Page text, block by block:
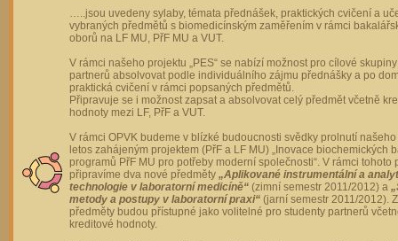
…..jsou uvedeny sylaby, témata přednášek, praktických cvičení a
vybraných předmětů s biomedicínským zaměřením v rámci
oborů na LF MU, PřF MU a VUT.
V rámci našeho projektu „PES“ se nabízí možnost pro cílové
partnerů absolvovat podle individuálního zájmu přednášky a po
praktická cvičení v rámci popsaných předmětů.
Připravuje se i možnost zapsat a absolvovat celý předmět včetně
hodnoty mezi LF, PřF a VUT.
V rámci OPVK budeme v blízké budoucnosti svědky prolnutí
letos zahájeným projektem (PřF a LF MU) „Inovace biochemických
programů PřF MU pro potřeby moderní společnosti“. V rámci tohoto
připravíme dva nové předměty „Aplikované instrumentální a
technologie v laboratorní medicíně“ (zimní semestr 2011/2012) a
metody a postupy v laboratorní praxi“ (jarní semestr 2011/2012).
předměty budou přístupné jako volitelné pro studenty partnerů
kreditové hodnoty.